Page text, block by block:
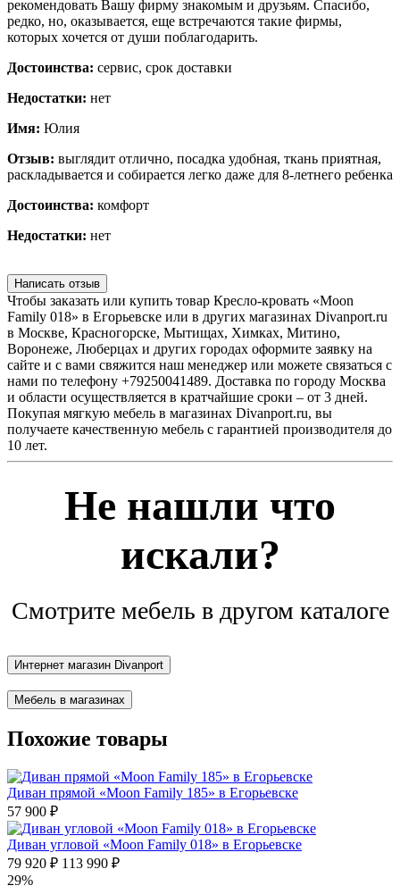
рекомендовать Вашу фирму знакомым и друзьям. Спасибо,
редко, но, оказывается, еще встречаются такие фирмы,
которых хочется от души поблагодарить.
Достоинства: сервис, срок доставки
Недостатки: нет
Имя: Юлия
Отзыв: выглядит отлично, посадка удобная, ткань приятная,
раскладывается и собирается легко даже для 8-летнего ребенка
Достоинства: комфорт
Недостатки: нет
Написать отзыв
Чтобы заказать или купить товар Кресло-кровать «Moon
Family 018» в Егорьевске или в других магазинах Divanport.ru
в Москве, Красногорске, Мытищах, Химках, Митино,
Воронеже, Люберцах и других городах оформите заявку на
сайте и с вами свяжится наш менеджер или можете связаться с
нами по телефону +79250041489. Доставка по городу Москва
и области осуществляется в кратчайшие сроки – от 3 дней.
Покупая мягкую мебель в магазинах Divanport.ru, вы
получаете качественную мебель с гарантией производителя до
10 лет.
Не нашли что
искали?
Смотрите мебель в другом каталоге
Интернет магазин Divanport
Мебель в магазинах
Похожие товары
Диван прямой «Moon Family 185» в Егорьевске
57 900 ₽
Диван угловой «Moon Family 018» в Егорьевске
79 920 ₽ 113 990 ₽
29%